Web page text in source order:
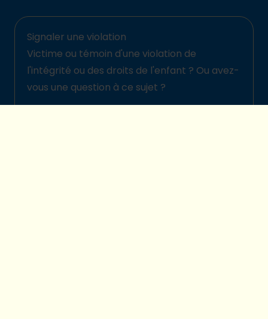
Signaler une violation
Victime ou témoin d'une violation de
l'intégrité ou des droits de l'enfant ? Ou avez-
vous une question à ce sujet ?